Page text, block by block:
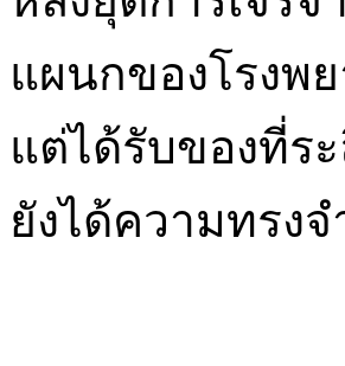
แผนกของโรงพ
แต่ได้รับของที่ร
ยังได้ความทรง